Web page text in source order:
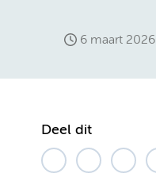
6 maart 2026
Deel dit